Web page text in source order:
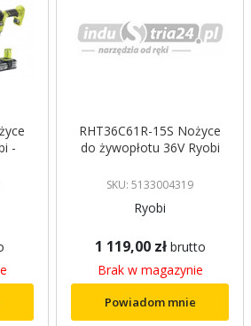
-
RHT36C61R-15S Nożyce
do żywopłotu 36V Ryobi
SKU: 5133004319
Ryobi
1 119,00 zł brutto
Brak w magazynie
Powiadom mnie